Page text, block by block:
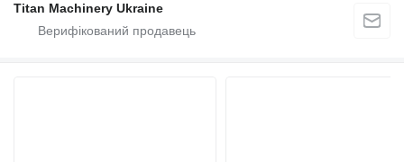
Titan Machinery Ukraine